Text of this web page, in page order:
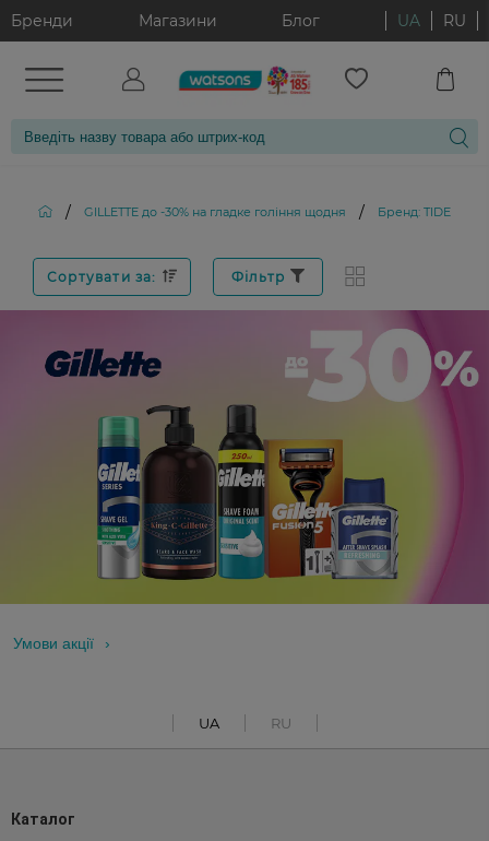
Бренди Магазини Блог UA RU
/ GILLETTE до -30% на гладке гоління щодня / Бренд: TIDE
Сортувати за: Фільтр
Умови акції
UA RU
Каталог